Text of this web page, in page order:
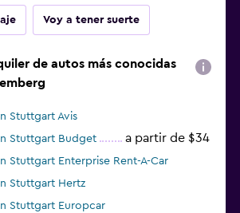
Voy a tener suerte
de autos más conocidas
Stuttgart Avis
Stuttgart Budget
a partir de $34
Stuttgart Enterprise Rent-A-Car
Stuttgart Hertz
Stuttgart Europcar